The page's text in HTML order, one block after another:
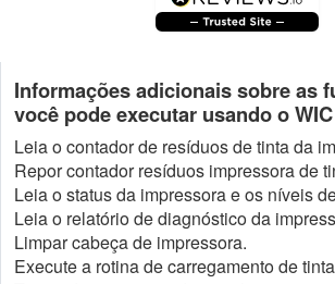
Informações adicionais sobre as
você pode executar usando o
Leia o contador de resíduos de tinta da
Repor contador resíduos impressora de
Leia o status da impressora e os níveis
Leia o relatório de diagnóstico da
Limpar cabeça de impressora.
Execute a rotina de carregamento de